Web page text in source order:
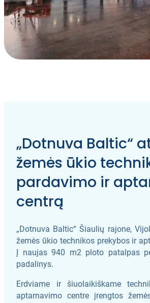
„Dotnuva Baltic“
žemės ūkio
pardavimo ir
centrą
„Dotnuva Baltic“ Šiaulių rajone,
žemės ūkio technikos prekybos ir
Į naujas 940 m2 ploto patalpas
padalinys.
Erdviame ir šiuolaikiškame
aptarnavimo centre įrengtos